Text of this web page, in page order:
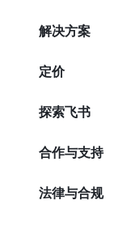
解决方案
定价
探索飞书
合作与支持
法律与合规